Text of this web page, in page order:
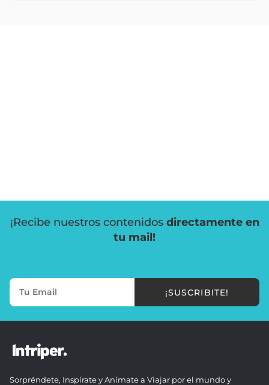
¡Recibe nuestros contenidos directamente en
tu mail!
¡SUSCRIBITE!
Sorpréndete, Inspírate y Anímate a Viajar por el mundo y